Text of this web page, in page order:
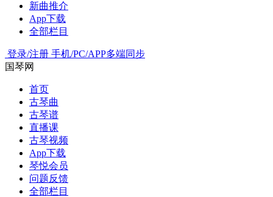
新曲推介
App下载
全部栏目
登录/注册 手机/PC/APP多端同步
国琴网
首页
古琴曲
古琴谱
直播课
古琴视频
App下载
琴悦会员
问题反馈
全部栏目